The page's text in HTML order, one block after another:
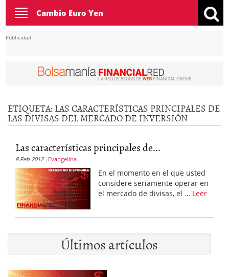
Toggle
navigation
Cambio Euro Yen
Publicidad
ETIQUETA: LAS CARACTERÍSTICAS PRINCIPALES DE
LAS DIVISAS DEL MERCADO DE INVERSIÓN
Las características principales de...
8 Feb 2012 Evangelina
En el momento en el que usted
considere seriamente operar en
el mercado de divisas, el … Leer
Últimos artículos